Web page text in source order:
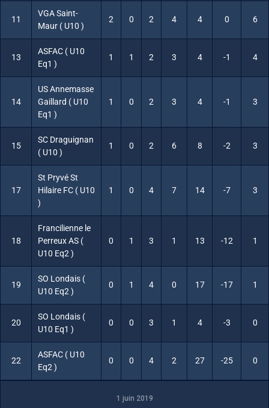
11
VGA Saint-
Maur ( U10 )
2 0 2 4 4 0 6
13
ASFAC ( U10
Eq1 )
1 1 2 3 4 -1 4
14
US Annemasse
Gaillard ( U10
Eq1 )
1 0 2 3 4 -1 3
15
SC Draguignan
( U10 )
1 0 2 6 8 -2 3
17
St Pryvé St
Hilaire FC ( U10
)
1 0 4 7 14 -7 3
18
Francilienne le
Perreux AS (
U10 Eq2 )
0 1 3 1 13 -12 1
19
SO Londais (
U10 Eq2 )
0 1 4 0 17 -17 1
20
SO Londais (
U10 Eq1 )
0 0 3 1 4 -3 0
22
ASFAC ( U10
Eq2 )
0 0 4 2 27 -25 0
1 juin 2019